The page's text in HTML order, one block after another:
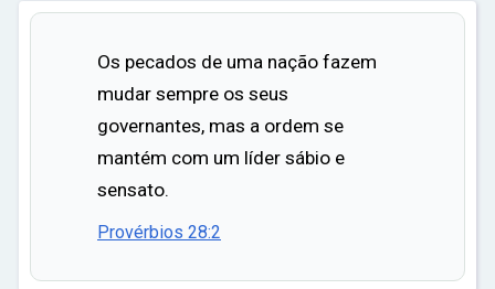
Os pecados de uma nação fazem
mudar sempre os seus
governantes, mas a ordem se
mantém com um líder sábio e
sensato.
Provérbios 28:2